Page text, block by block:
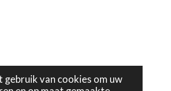
gebruik van cookies om uw